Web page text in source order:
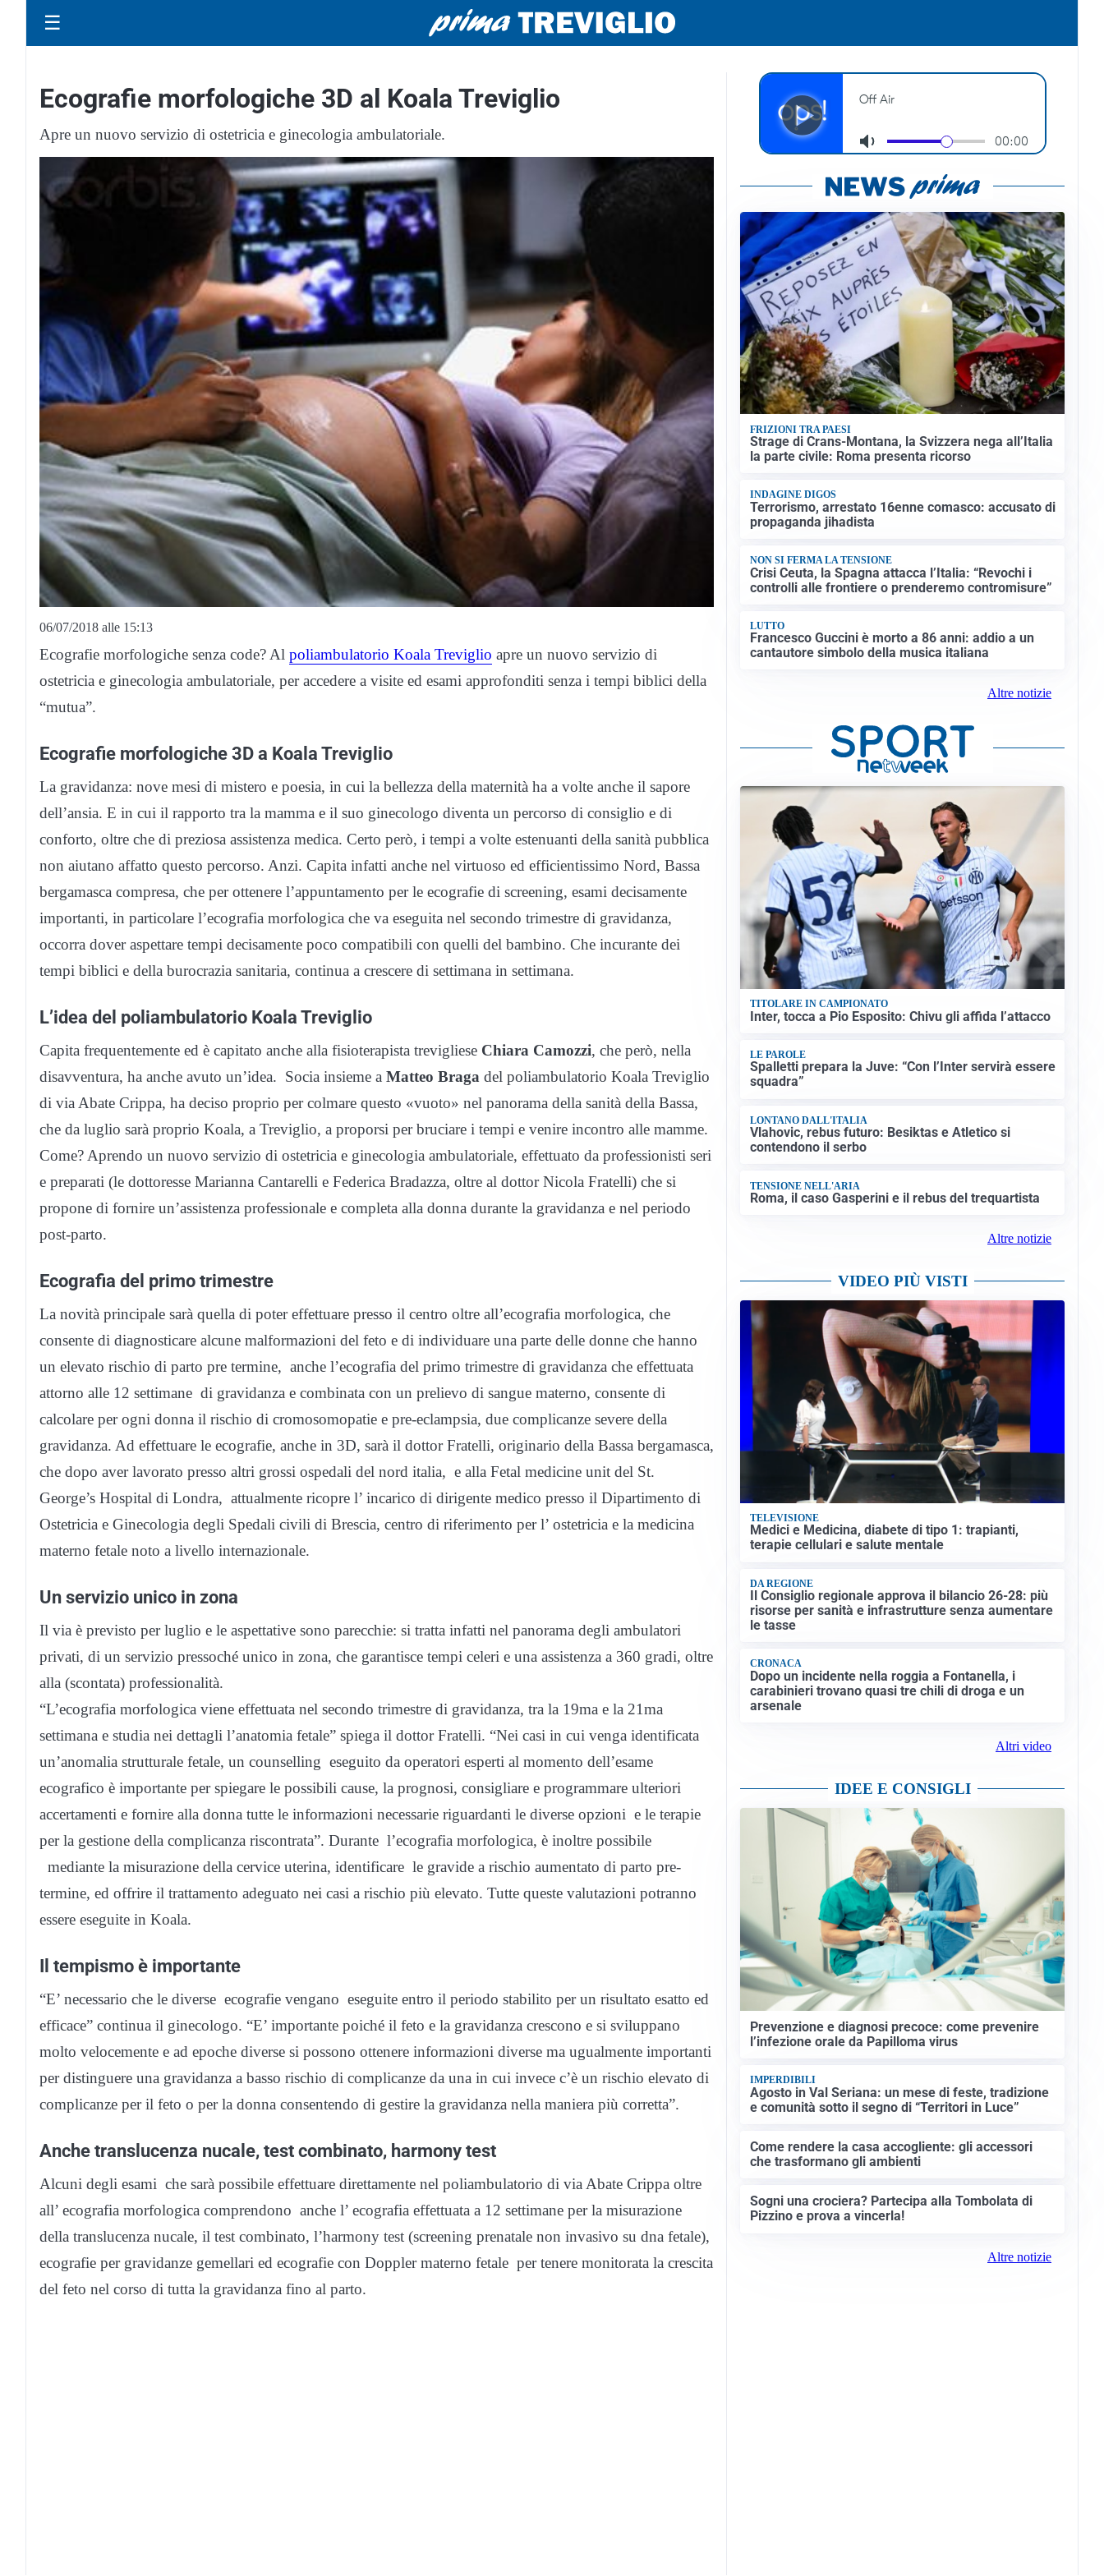
☰
Ecografie morfologiche 3D al Koala Treviglio
Apre un nuovo servizio di ostetricia e ginecologia ambulatoriale.
06/07/2018 alle 15:13
Ecografie morfologiche senza code? Al poliambulatorio Koala Treviglio apre un nuovo servizio di
ostetricia e ginecologia ambulatoriale, per accedere a visite ed esami approfonditi senza i tempi biblici della
“mutua”.
Ecografie morfologiche 3D a Koala Treviglio
La gravidanza: nove mesi di mistero e poesia, in cui la bellezza della maternità ha a volte anche il sapore
dell’ansia. E in cui il rapporto tra la mamma e il suo ginecologo diventa un percorso di consiglio e di
conforto, oltre che di preziosa assistenza medica. Certo però, i tempi a volte estenuanti della sanità pubblica
non aiutano affatto questo percorso. Anzi. Capita infatti anche nel virtuoso ed efficientissimo Nord, Bassa
bergamasca compresa, che per ottenere l’appuntamento per le ecografie di screening, esami decisamente
importanti, in particolare l’ecografia morfologica che va eseguita nel secondo trimestre di gravidanza,
occorra dover aspettare tempi decisamente poco compatibili con quelli del bambino. Che incurante dei
tempi biblici e della burocrazia sanitaria, continua a crescere di settimana in settimana.
L’idea del poliambulatorio Koala Treviglio
Capita frequentemente ed è capitato anche alla fisioterapista trevigliese Chiara Camozzi, che però, nella
disavventura, ha anche avuto un’idea. Socia insieme a Matteo Braga del poliambulatorio Koala Treviglio
di via Abate Crippa, ha deciso proprio per colmare questo «vuoto» nel panorama della sanità della Bassa,
che da luglio sarà proprio Koala, a Treviglio, a proporsi per bruciare i tempi e venire incontro alle mamme.
Come? Aprendo un nuovo servizio di ostetricia e ginecologia ambulatoriale, effettuato da professionisti seri
e preparati (le dottoresse Marianna Cantarelli e Federica Bradazza, oltre al dottor Nicola Fratelli) che si
propone di fornire un’assistenza professionale e completa alla donna durante la gravidanza e nel periodo
post-parto.
Ecografia del primo trimestre
La novità principale sarà quella di poter effettuare presso il centro oltre all’ecografia morfologica, che
consente di diagnosticare alcune malformazioni del feto e di individuare una parte delle donne che hanno
un elevato rischio di parto pre termine, anche l’ecografia del primo trimestre di gravidanza che effettuata
attorno alle 12 settimane di gravidanza e combinata con un prelievo di sangue materno, consente di
calcolare per ogni donna il rischio di cromosomopatie e pre-eclampsia, due complicanze severe della
gravidanza. Ad effettuare le ecografie, anche in 3D, sarà il dottor Fratelli, originario della Bassa bergamasca,
che dopo aver lavorato presso altri grossi ospedali del nord italia, e alla Fetal medicine unit del St.
George’s Hospital di Londra, attualmente ricopre l’ incarico di dirigente medico presso il Dipartimento di
Ostetricia e Ginecologia degli Spedali civili di Brescia, centro di riferimento per l’ ostetricia e la medicina
materno fetale noto a livello internazionale.
Un servizio unico in zona
Il via è previsto per luglio e le aspettative sono parecchie: si tratta infatti nel panorama degli ambulatori
privati, di un servizio pressoché unico in zona, che garantisce tempi celeri e una assistenza a 360 gradi, oltre
alla (scontata) professionalità.
“L’ecografia morfologica viene effettuata nel secondo trimestre di gravidanza, tra la 19ma e la 21ma
settimana e studia nei dettagli l’anatomia fetale” spiega il dottor Fratelli. “Nei casi in cui venga identificata
un’anomalia strutturale fetale, un counselling eseguito da operatori esperti al momento dell’esame
ecografico è importante per spiegare le possibili cause, la prognosi, consigliare e programmare ulteriori
accertamenti e fornire alla donna tutte le informazioni necessarie riguardanti le diverse opzioni e le terapie
per la gestione della complicanza riscontrata”. Durante l’ecografia morfologica, è inoltre possibile
mediante la misurazione della cervice uterina, identificare le gravide a rischio aumentato di parto pre-
termine, ed offrire il trattamento adeguato nei casi a rischio più elevato. Tutte queste valutazioni potranno
essere eseguite in Koala.
Il tempismo è importante
“E’ necessario che le diverse ecografie vengano eseguite entro il periodo stabilito per un risultato esatto ed
efficace” continua il ginecologo. “E’ importante poiché il feto e la gravidanza crescono e si sviluppano
molto velocemente e ad epoche diverse si possono ottenere informazioni diverse ma ugualmente importanti
per distinguere una gravidanza a basso rischio di complicanze da una in cui invece c’è un rischio elevato di
complicanze per il feto o per la donna consentendo di gestire la gravidanza nella maniera più corretta”.
Anche translucenza nucale, test combinato, harmony test
Alcuni degli esami che sarà possibile effettuare direttamente nel poliambulatorio di via Abate Crippa oltre
all’ ecografia morfologica comprendono anche l’ ecografia effettuata a 12 settimane per la misurazione
della translucenza nucale, il test combinato, l’harmony test (screening prenatale non invasivo su dna fetale),
ecografie per gravidanze gemellari ed ecografie con Doppler materno fetale per tenere monitorata la crescita
del feto nel corso di tutta la gravidanza fino al parto.
FRIZIONI TRA PAESI
Strage di Crans-Montana, la Svizzera nega all’Italia
la parte civile: Roma presenta ricorso
INDAGINE DIGOS
Terrorismo, arrestato 16enne comasco: accusato di
propaganda jihadista
NON SI FERMA LA TENSIONE
Crisi Ceuta, la Spagna attacca l’Italia: “Revochi i
controlli alle frontiere o prenderemo contromisure”
LUTTO
Francesco Guccini è morto a 86 anni: addio a un
cantautore simbolo della musica italiana
Altre notizie
TITOLARE IN CAMPIONATO
Inter, tocca a Pio Esposito: Chivu gli affida l’attacco
LE PAROLE
Spalletti prepara la Juve: “Con l’Inter servirà essere
squadra”
LONTANO DALL'ITALIA
Vlahovic, rebus futuro: Besiktas e Atletico si
contendono il serbo
TENSIONE NELL'ARIA
Roma, il caso Gasperini e il rebus del trequartista
Altre notizie
VIDEO PIÙ VISTI
TELEVISIONE
Medici e Medicina, diabete di tipo 1: trapianti,
terapie cellulari e salute mentale
DA REGIONE
Il Consiglio regionale approva il bilancio 26-28: più
risorse per sanità e infrastrutture senza aumentare
le tasse
CRONACA
Dopo un incidente nella roggia a Fontanella, i
carabinieri trovano quasi tre chili di droga e un
arsenale
Altri video
IDEE E CONSIGLI
Prevenzione e diagnosi precoce: come prevenire
l’infezione orale da Papilloma virus
IMPERDIBILI
Agosto in Val Seriana: un mese di feste, tradizione
e comunità sotto il segno di “Territori in Luce”
Come rendere la casa accogliente: gli accessori
che trasformano gli ambienti
Sogni una crociera? Partecipa alla Tombolata di
Pizzino e prova a vincerla!
Altre notizie